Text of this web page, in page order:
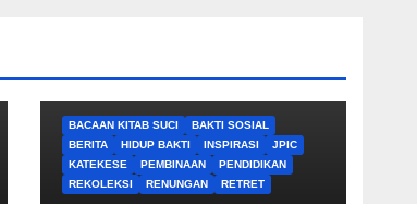
BACAAN KITAB SUCI
BAKTI SOSIAL
BERITA
HIDUP BAKTI INSPIRASI
JPIC
KATEKESE
PEMBINAAN
PENDIDIKAN
REKOLEKSI
RENUNGAN RETRET